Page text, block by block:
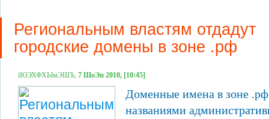
Региональным властям отдадут
городские домены в зоне .рф
їЮЭХФХЫмЭШЪ, 7 ШоЭп 2010, [10:45]
Доменные имена в зоне
названиями